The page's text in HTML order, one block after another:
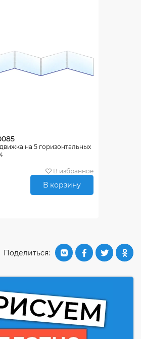
на 5 горизонтальных
В избранное
В корзину
Поделиться: